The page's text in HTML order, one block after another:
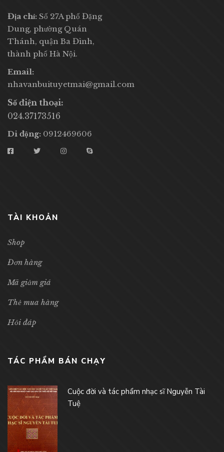
Địa chỉ: Số 27A phố Đặng
Dung, phường Quán
Thánh, quận Ba Đình,
thành phố Hà Nội.
Email:
nhavanbuituyetmai@gmail.com
Số điện thoại:
024.37173516
Di động: 0912469606
TÀI KHOẢN
Shop
Đơn hàng
Mã giảm giá
Thẻ mua hàng
Hỏi đáp
TÁC PHẨM BÁN CHẠY
Cuộc đời và tác phẩm nhạc sĩ Nguyễn Tài
Tuệ